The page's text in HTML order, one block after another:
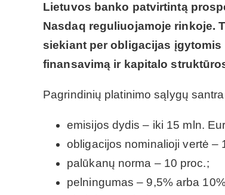
Lietuvos banko patvirtintą
Nasdaq reguliuojamoje rinkoje.
siekiant per obligacijas
finansavimą ir kapitalo
Pagrindinių platinimo sąlygų
emisijos dydis – iki 15 mln.
obligacijos nominalioji vertė –
palūkanų norma – 10 proc.;
pelningumas – 9,5% arba